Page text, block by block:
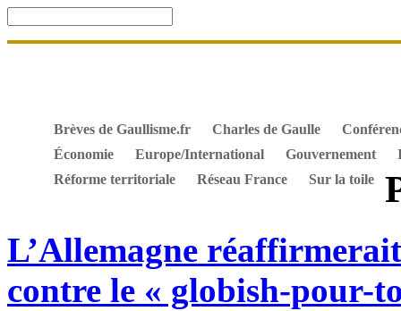
Brèves de Gaullisme.fr
Charles de Gaulle
Économie
Europe/International Gouvernement
Réforme territoriale
Réseau France Sur la toile
L’Allemagne
contre le « globish-pour-